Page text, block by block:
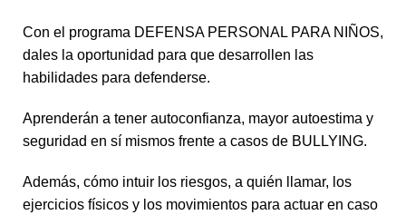
Con el programa DEFENSA PERSONAL PARA NIÑOS,
dales la oportunidad para que desarrollen las
habilidades para defenderse.
Aprenderán a tener autoconfianza, mayor autoestima y
seguridad en sí mismos frente a casos de BULLYING.
Además, cómo intuir los riesgos, a quién llamar, los
ejercicios físicos y los movimientos para actuar en caso